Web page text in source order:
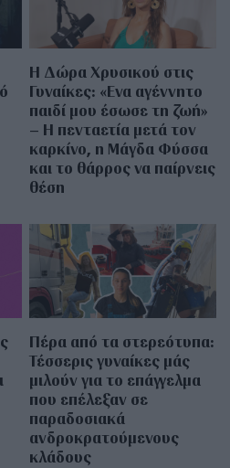
Η Δώρα Χρυσικού στις
Γυναίκες: «Ενα αγέννητο
παιδί μου έσωσε τη ζωή»
– Η πενταετία μετά τον
καρκίνο, η Μάγδα Φύσσα
και το θάρρος να παίρνεις
θέση
Πέρα από τα στερεότυπα:
Τέσσερις γυναίκες μάς
μιλούν για το επάγγελμα
που επέλεξαν σε
παραδοσιακά
ανδροκρατούμενους
κλάδους